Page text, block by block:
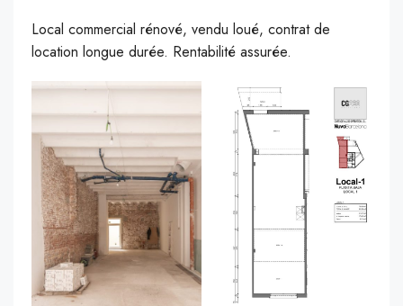
Local commercial rénové, vendu loué, contrat de
location longue durée. Rentabilité assurée.